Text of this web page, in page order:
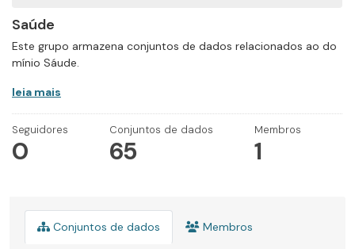
Saúde
Este grupo armazena conjuntos de dados relacionados ao do
mínio Sáude.
leia mais
Seguidores
0
Conjuntos de dados
65
Membros
1
Conjuntos de dados Membros